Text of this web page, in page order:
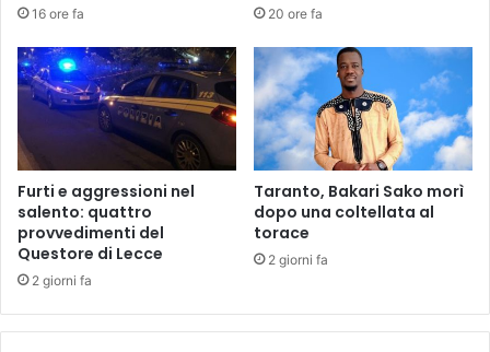
16 ore fa 20 ore fa
Furti e aggressioni nel
salento: quattro
provvedimenti del
Questore di Lecce
2 giorni fa
Taranto, Bakari Sako morì
dopo una coltellata al
torace
2 giorni fa